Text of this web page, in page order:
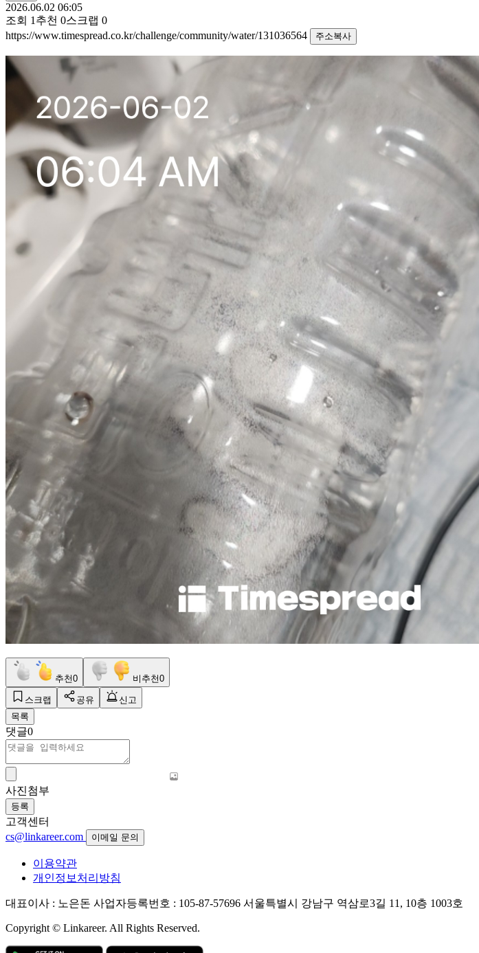
2026.06.02 06:05
조회 1 추천 0스크랩 0
https://www.timespread.co.kr/challenge/community/water/131036564
주소복사
추천0 비추천0
스크랩 공유
신고
목록
댓글0
사진첨부
등록
고객센터
cs@linkareer.com
이메일 문의
이용약관
개인정보처리방침
대표이사 : 노은돈 사업자등록번호 : 105-87-57696 서울특별시 강남구 역삼로3길 11, 10층 1003호
Copyright © Linkareer. All Rights Reserved.